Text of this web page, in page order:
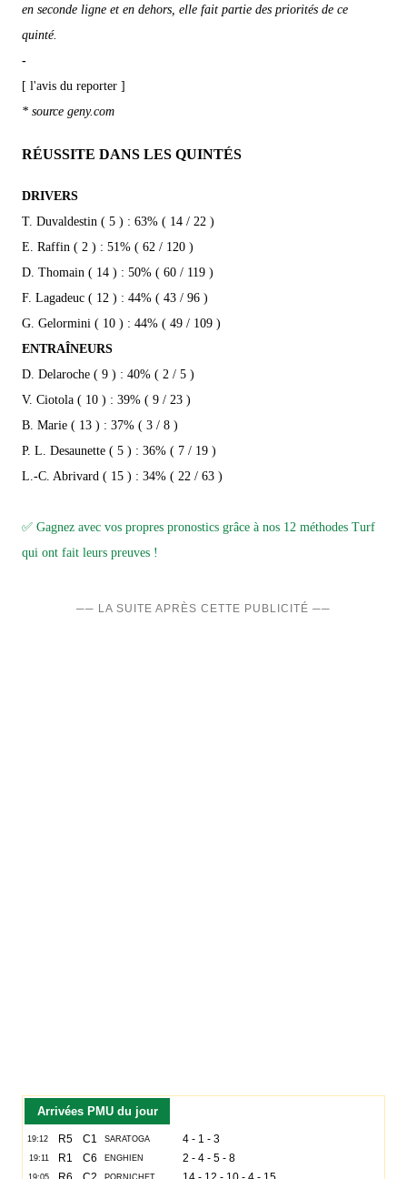
en seconde ligne et en dehors, elle fait partie des priorités de ce
quinté.
-
[ l'avis du reporter ]
* source geny.com
RÉUSSITE DANS LES QUINTÉS
DRIVERS
T. Duvaldestin ( 5 ) : 63% ( 14 / 22 )
E. Raffin ( 2 ) : 51% ( 62 / 120 )
D. Thomain ( 14 ) : 50% ( 60 / 119 )
F. Lagadeuc ( 12 ) : 44% ( 43 / 96 )
G. Gelormini ( 10 ) : 44% ( 49 / 109 )
ENTRAÎNEURS
D. Delaroche ( 9 ) : 40% ( 2 / 5 )
V. Ciotola ( 10 ) : 39% ( 9 / 23 )
B. Marie ( 13 ) : 37% ( 3 / 8 )
P. L. Desaunette ( 5 ) : 36% ( 7 / 19 )
L.-C. Abrivard ( 15 ) : 34% ( 22 / 63 )
✅ Gagnez avec vos propres pronostics grâce à nos 12 méthodes Turf
qui ont fait leurs preuves !
── LA SUITE APRÈS CETTE PUBLICITÉ ──
Arrivées PMU du jour